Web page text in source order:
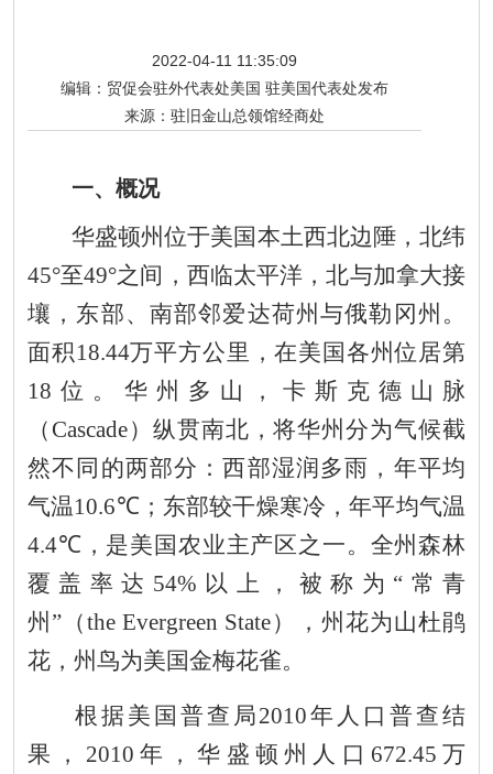
2022-04-11 11:35:09
编辑： 贸促会驻外代表处美国 驻美国代表处发布
来源： 驻旧金山总领馆经商处
一、概况
华盛顿州位于美国本土西北边陲，北纬
45°至49°之间，西临太平洋，北与加拿大接
壤，东部、南部邻爱达荷州与俄勒冈州。
面积18.44万平方公里，在美国各州位居第
18 位。华州多山，卡斯克德山脉
（ Cascade） 纵贯南北 ，将华州分为气候截
然不同 的两部分 ：西部湿润多雨，年平均
气温10.6℃； 东部较干燥寒冷，年平均气温
4.4℃， 是美国农业主产区之一。全州森林
覆盖率达 54% 以上，被称为 “ 常青
州 ” （the Evergreen State） ， 州花为山杜鹃
花，州鸟为美国金梅花雀。
根据美国普查局2010年人口普查结
果
， 2010 年，华盛顿州人口 672.45 万